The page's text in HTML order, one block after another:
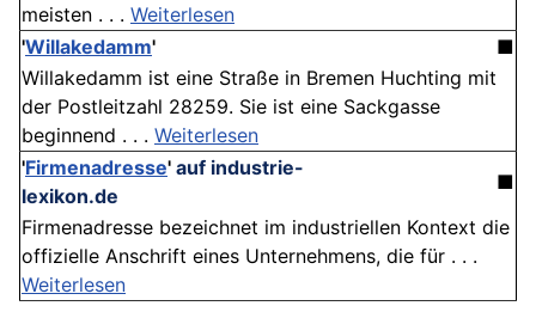
meisten . . . Weiterlesen
'Willakedamm'
■
Willakedamm ist eine Straße in Bremen Huchting mit
der Postleitzahl 28259. Sie ist eine Sackgasse
beginnend . . . Weiterlesen
'Firmenadresse' auf industrie-
lexikon.de
■
Firmenadresse bezeichnet im industriellen Kontext die
offizielle Anschrift eines Unternehmens, die für . . .
Weiterlesen